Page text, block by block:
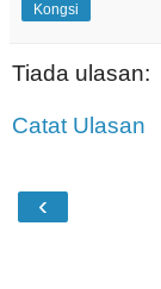
Kongsi
Tiada ulasan:
Catat Ulasan
‹